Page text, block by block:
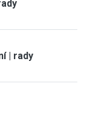
| rady